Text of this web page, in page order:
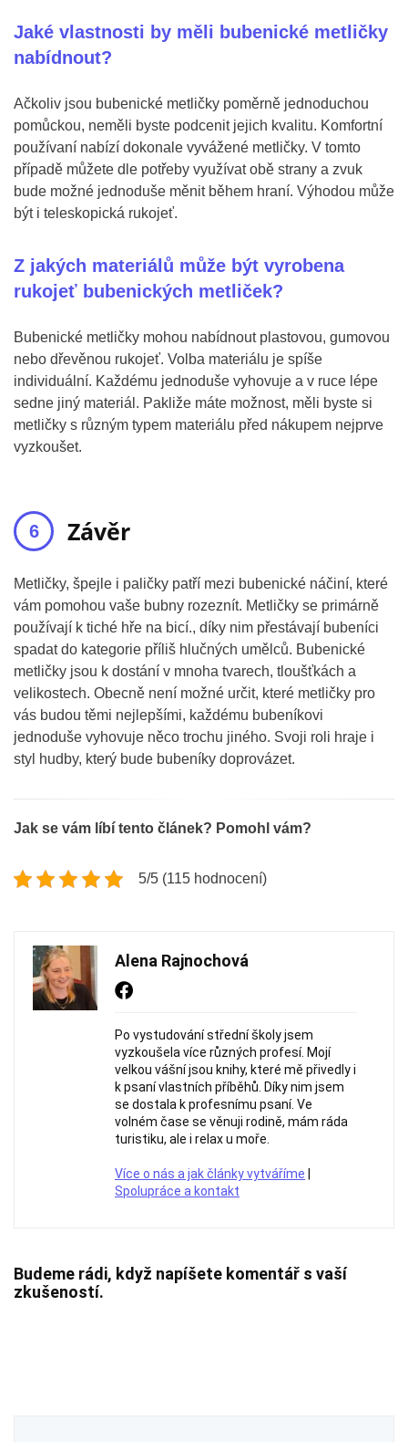
Jaké vlastnosti by měli bubenické metličky
nabídnout?
Ačkoliv jsou bubenické metličky poměrně jednoduchou
pomůckou, neměli byste podcenit jejich kvalitu. Komfortní
používaní nabízí dokonale vyvážené metličky. V tomto
případě můžete dle potřeby využívat obě strany a zvuk
bude možné jednoduše měnit během hraní. Výhodou může
být i teleskopická rukojeť.
Z jakých materiálů může být vyrobena
rukojeť bubenických metliček?
Bubenické metličky mohou nabídnout plastovou, gumovou
nebo dřevěnou rukojeť. Volba materiálu je spíše
individuální. Každému jednoduše vyhovuje a v ruce lépe
sedne jiný materiál. Pakliže máte možnost, měli byste si
metličky s různým typem materiálu před nákupem nejprve
vyzkoušet.
Závěr
Metličky, špejle i paličky patří mezi bubenické náčiní, které
vám pomohou vaše bubny rozeznít. Metličky se primárně
používají k tiché hře na bicí., díky nim přestávají bubeníci
spadat do kategorie příliš hlučných umělců. Bubenické
metličky jsou k dostání v mnoha tvarech, tloušťkách a
velikostech. Obecně není možné určit, které metličky pro
vás budou těmi nejlepšími, každému bubeníkovi
jednoduše vyhovuje něco trochu jiného. Svoji roli hraje i
styl hudby, který bude bubeníky doprovázet.
Jak se vám líbí tento článek? Pomohl vám?
5/5 (115 hodnocení)
Alena Rajnochová
Po vystudování střední školy jsem
vyzkoušela více různých profesí. Mojí
velkou vášní jsou knihy, které mě přivedly i
k psaní vlastních příběhů. Díky nim jsem
se dostala k profesnímu psaní. Ve
volném čase se věnuji rodině, mám ráda
turistiku, ale i relax u moře.
Více o nás a jak články vytváříme
Spolupráce a kontakt
Budeme rádi, když napíšete komentář s vaší
zkušeností.